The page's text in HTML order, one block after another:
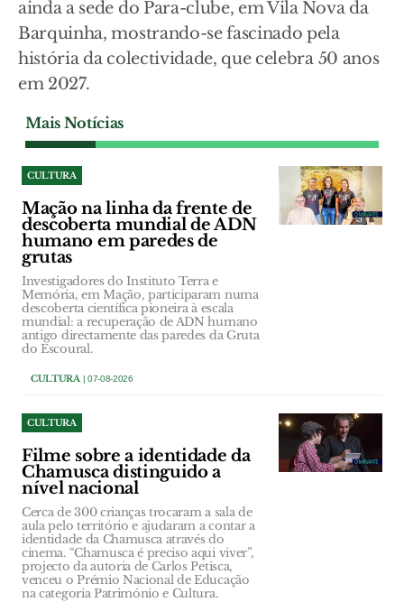
ainda a sede do Para-clube, em Vila Nova da
Barquinha, mostrando-se fascinado pela
história da colectividade, que celebra 50 anos
em 2027.
Mais Notícias
CULTURA
Mação na linha da frente de
descoberta mundial de ADN
humano em paredes de
grutas
Investigadores do Instituto Terra e
Memória, em Mação, participaram numa
descoberta científica pioneira à escala
mundial: a recuperação de ADN humano
antigo directamente das paredes da Gruta
do Escoural.
CULTURA | 07-08-2026
CULTURA
Filme sobre a identidade da
Chamusca distinguido a
nível nacional
Cerca de 300 crianças trocaram a sala de
aula pelo território e ajudaram a contar a
identidade da Chamusca através do
cinema. “Chamusca é preciso aqui viver”,
projecto da autoria de Carlos Petisca,
venceu o Prémio Nacional de Educação
na categoria Património e Cultura.